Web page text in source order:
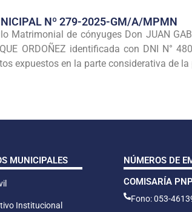
Nº 279-2025-GM/A/MPMN
Matrimonial de cónyuges Don JUAN
ORDOÑEZ identificada con DNI N°
expuestos en la parte considerativa de la
MUNICIPALES
Institucional
NÚMEROS DE
COMISARÍA PNP
Fono: 053-